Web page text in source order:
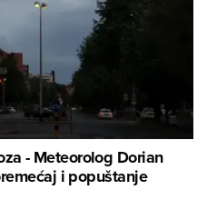
- Meteorolog Dorian
i popuštanje